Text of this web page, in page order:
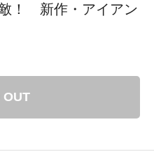
！ 新作・アイアン
OUT